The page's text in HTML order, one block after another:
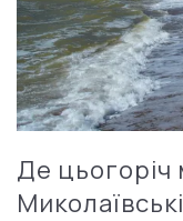
Де цьогоріч